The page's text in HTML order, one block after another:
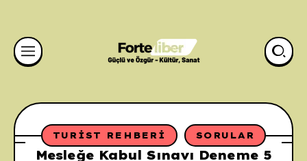
TURIST REHBERI SORULAR
Mesleğe Kabul Sınavı Deneme 5